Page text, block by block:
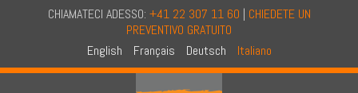
CHIAMATECI ADESSO: +41 22 307 11 60 | CHIEDETE UN
PREVENTIVO GRATUITO
English
Français Deutsch Italiano